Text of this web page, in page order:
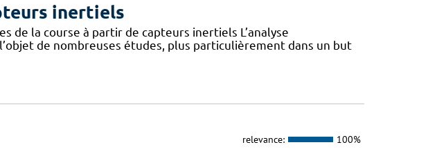
inertiels
de la course à partir de capteurs inertiels L’analyse
de nombreuses études, plus particulièrement dans un but
relevance: 100%